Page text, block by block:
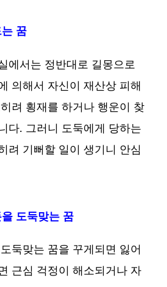
꿈
에서는 정반대로 길몽으로
의해서 자신이 재산상 피해
려 횡재를 하거나 행운이 찾
다. 그러니 도둑에게 당하는
려 기뻐할 일이 생기니 안심
도둑맞는 꿈
둑맞는 꿈을 꾸게되면 잃어
근심 걱정이 해소되거나 자